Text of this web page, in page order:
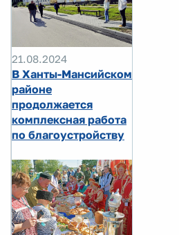
21.08.2024
В Ханты-Мансийском
районе
продолжается
комплексная работа
по благоустройству